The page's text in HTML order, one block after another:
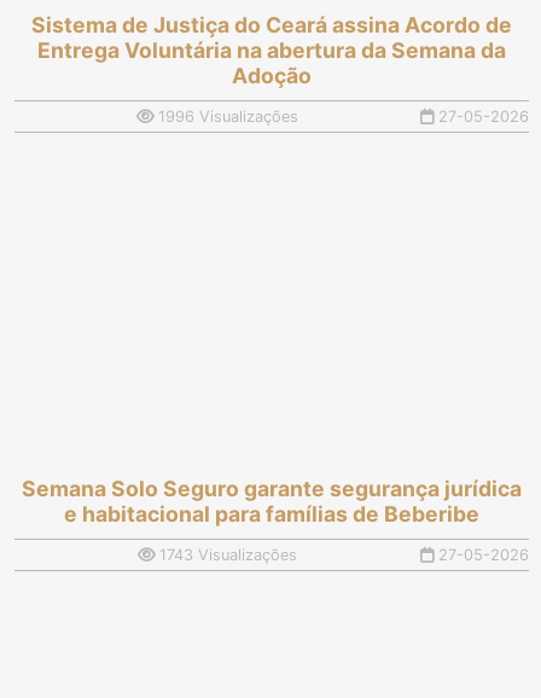
Sistema de Justiça do Ceará assina Acordo de
Entrega Voluntária na abertura da Semana da
Adoção
1996 Visualizações 27-05-2026
Semana Solo Seguro garante segurança jurídica
e habitacional para famílias de Beberibe
1743 Visualizações 27-05-2026